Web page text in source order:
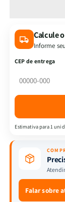
de
Cliente
|
Blanchard,
Fred
de
Calcule
Informe
CEP de entrega
Estimativa para 1
Falar sobre